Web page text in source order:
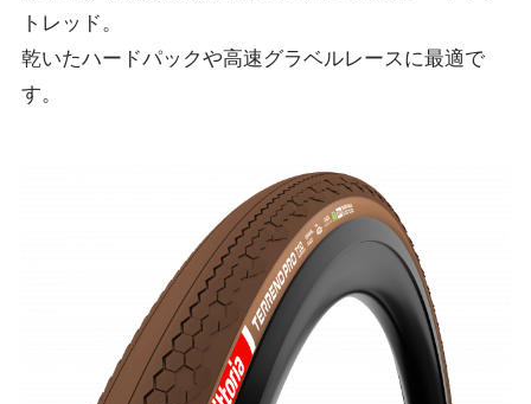
トレッド。
乾いたハードパックや高速グラベルレースに最適で
す。